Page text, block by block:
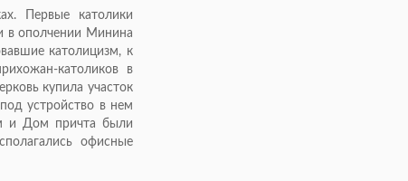
Первые католики
в ополчении Минина
католицизм, к
католиков в
купила участок
устройство в нем
и Дом причта были
офисные